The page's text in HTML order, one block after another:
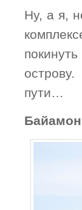
Ну, а я,
пути…